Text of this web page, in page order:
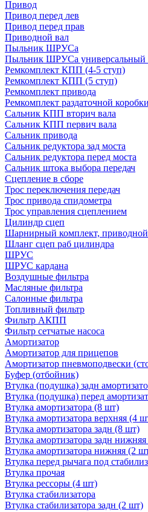
Привод
Привод перед лев
Привод перед прав
Приводной вал
Пыльник ШРУСа
Пыльник ШРУСа универсальный
Ремкомплект КПП (4-5 ступ)
Ремкомплект КПП (5 ступ)
Ремкомплект привода
Ремкомплект раздаточной коробки
Сальник КПП вторич вала
Сальник КПП первич вала
Сальник привода
Сальник редуктора зад моста
Сальник редуктора перед моста
Сальник штока выбора передач
Сцепление в сборе
Трос переключения передач
Трос привода спидометра
Трос управления сцеплением
Цилиндр сцеп
Шарнирный комплект,
Шланг сцеп раб цилиндра
ШРУС
ШРУС кардана
Воздушные фильтра
Масляные фильтра
Салонные фильтра
Топливный фильтр
Фильтр АКПП
Фильтр сетчатые насоса
Амортизатор
Амортизатор для прицепов
Амортизатор пневмоподвески
Буфер (отбойник)
Втулка (подушка) задн
Втулка (подушка) перед
Втулка амортизатора (8 шт)
Втулка амортизатора верхняя (4
Втулка амортизатора задн (8 шт)
Втулка амортизатора задн
Втулка амортизатора нижняя (2
Втулка перед рычага под
Втулка прочая
Втулка рессоры (4 шт)
Втулка стабилизатора
Втулка стабилизатора задн (2 шт)